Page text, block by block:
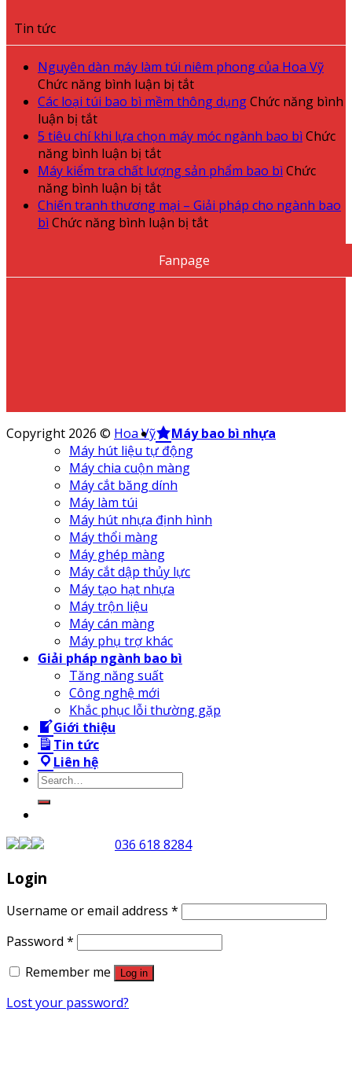
Tin tức
Nguyên dàn máy làm túi niêm phong của Hoa Vỹ
Chức năng bình luận bị tắtở
Nguyên
máy
túi
phong
của
Vỹ
Các loại túi bao bì mềm thông dụngChức năng bình
luận bị tắtở
Các
loại
túi
bao
bì
mềm
5 tiêu chí khi lựa chọn máy móc ngành bao bìChức
năng bình luận bị tắtở
5
tiêu
chí
khi
chọn
máy
Máy kiểm tra chất lượng sản phẩm bao bìChức
năng bình luận bị tắtở
Máy
kiểm
chất
lượng
Chiến tranh thương mại – Giải pháp cho ngành bao
bìChức năng bình luận bị tắtở
tranh
thương
bì
Fanpage
Copyright 2026 © Hoa Vỹ
Máy bao bì nhựa
Máy hút liệu tự động
Máy chia cuộn màng
Máy cắt băng dính
Máy làm túi
Máy hút nhựa định hình
Máy thổi màng
Máy ghép màng
Máy cắt dập thủy lực
Máy tạo hạt nhựa
Máy trộn liệu
Máy cán màng
Máy phụ trợ khác
Giải pháp ngành bao bì
Tăng năng suất
Công nghệ mới
Khắc phục lỗi thường gặp
Giới thiệu
Tin tức
Liên hệ
Search
for:
036 618 8284
Login
Username or email address *
Password *
Remember me
Log in
Lost your password?